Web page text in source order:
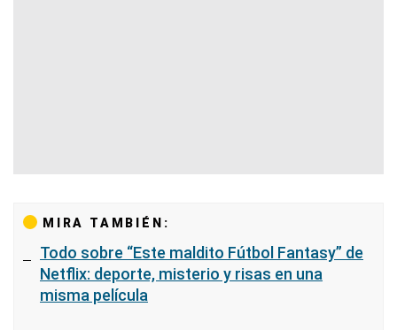
MIRA TAMBIÉN:
Todo sobre “Este maldito Fútbol Fantasy” de
Netflix: deporte, misterio y risas en una
misma película